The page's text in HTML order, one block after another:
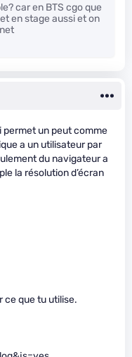
car en BTS cgo que
en stage aussi et on
un peut comme
a un utilisateur par
du navigateur a
la résolution d’écran
ce que tu utilise.